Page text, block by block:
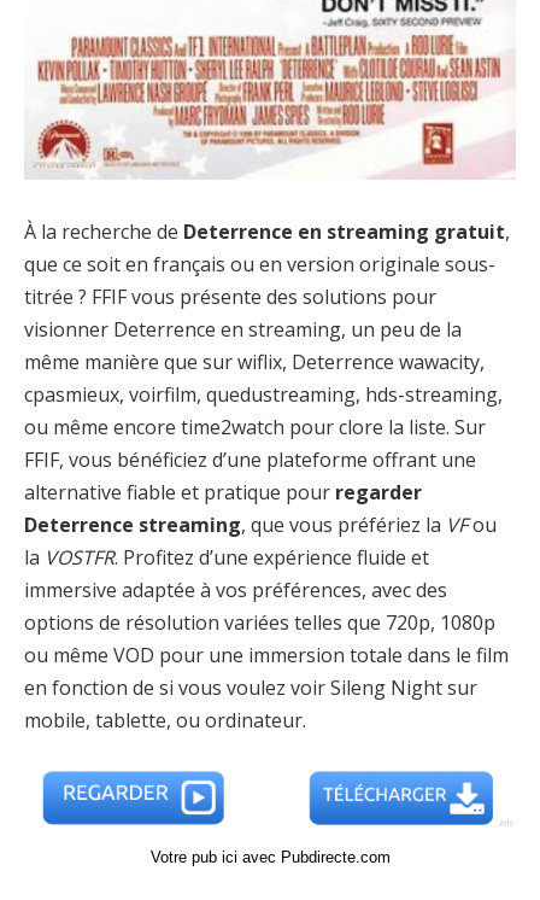
À la recherche de Deterrence en streaming gratuit,
que ce soit en français ou en version originale sous-
titrée ? FFIF vous présente des solutions pour
visionner Deterrence en streaming, un peu de la
même manière que sur wiflix, Deterrence wawacity,
cpasmieux, voirfilm, quedustreaming, hds-streaming,
ou même encore time2watch pour clore la liste. Sur
FFIF, vous bénéficiez d’une plateforme offrant une
alternative fiable et pratique pour regarder
Deterrence streaming, que vous préfériez la VFou
la VOSTFR. Profitez d’une expérience fluide et
immersive adaptée à vos préférences, avec des
options de résolution variées telles que 720p, 1080p
ou même VOD pour une immersion totale dans le film
en fonction de si vous voulez voir Sileng Night sur
mobile, tablette, ou ordinateur.
Votre pub ici avec Pubdirecte.com